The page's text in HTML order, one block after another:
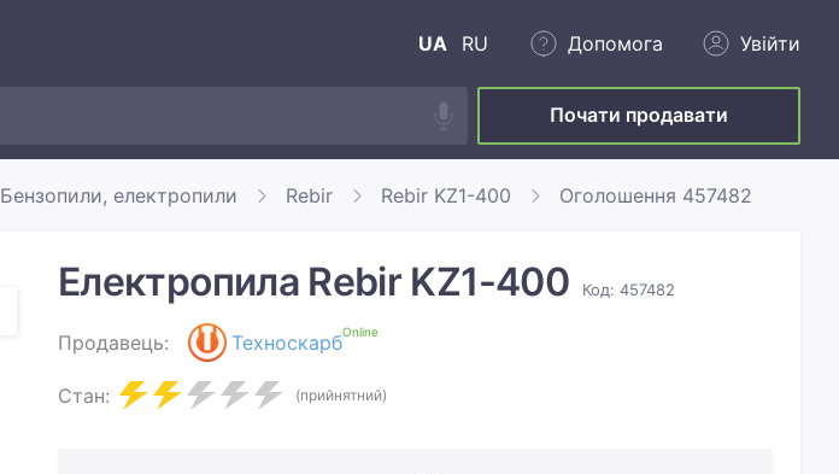
UA RU Допомога Увійти
Почати продавати
Бензопили, електропили Rebir Rebir KZ1-400 Оголошення 457482
Електропила Rebir KZ1-400 Код: 457482
Продавець: ТехноскарбOnline
Стан: (прийнятний)